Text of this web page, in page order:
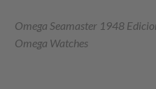
Omega Seamaster 1948
Omega Watches